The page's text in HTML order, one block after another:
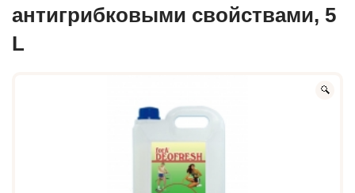
антигрибковыми свойствами, 5
L